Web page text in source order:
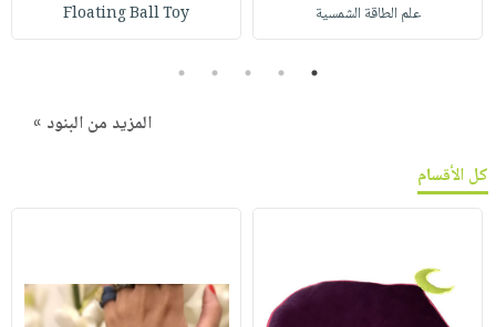
علم الطاقة الشمسية Floating Ball Toy
1
2
3
4
5
المزيد من البنود »
كل الأقسام